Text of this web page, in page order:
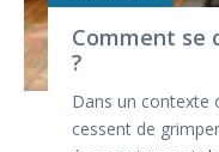
Comment se
?
Dans un contexte
cessent de